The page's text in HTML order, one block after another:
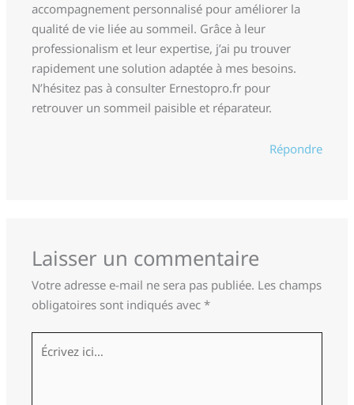
accompagnement personnalisé pour améliorer la
qualité de vie liée au sommeil. Grâce à leur
professionalism et leur expertise, j’ai pu trouver
rapidement une solution adaptée à mes besoins.
N’hésitez pas à consulter Ernestopro.fr pour
retrouver un sommeil paisible et réparateur.
Répondre
Laisser un commentaire
Votre adresse e-mail ne sera pas publiée. Les champs
obligatoires sont indiqués avec*
Écrivez
ici…